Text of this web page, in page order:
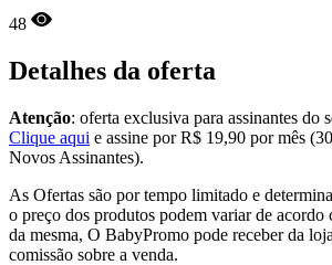
48
Detalhes da oferta
Atenção: oferta exclusiva para assinantes do
Clique aqui e assine por R$ 19,90 por mês
Novos Assinantes).
As Ofertas são por tempo limitado e
o preço dos produtos podem variar de
da mesma, O BabyPromo pode receber da
comissão sobre a venda.